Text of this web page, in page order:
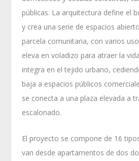
públicas. La arquitectura define el
y crea una serie de espacios
parcela comunitaria, con varios
eleva en voladizo para atraer la
integra en el tejido urbano,
baja a espacios públicos
se conecta a una plaza elevada a
escalonado.
El proyecto se compone de 16
van desde apartamentos de dos